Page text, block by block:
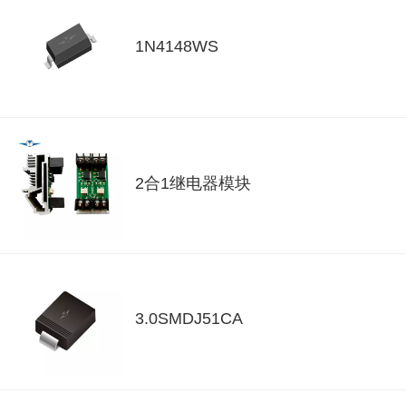
1N4148WS
2合1继电器模块
3.0SMDJ51CA